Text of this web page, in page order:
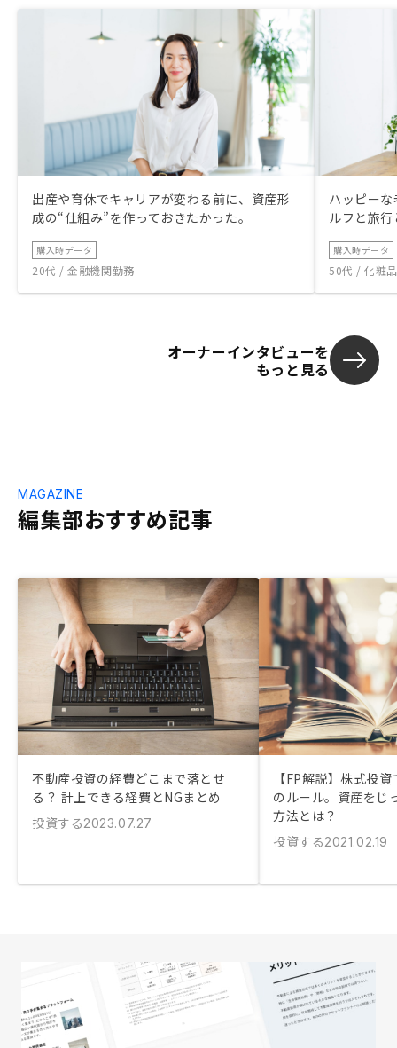
出産や育休でキャリアが変わる前に、資産形
成の“仕組み”を作っておきたかった。
購入時データ
20代 / 金融機関勤務
ハッピー
ルフと旅
購入時データ
50代 / 化粧
オーナーインタビューを
もっと見る
編集部おすすめ記事
MAGAZINE
不動産投資の経費どこまで落とせ
る？ 計上できる経費とNGまとめ
投資する2023.07.27
【FP解説】株式投
のルール。資産をじ
方法とは？
投資する2021.02.19